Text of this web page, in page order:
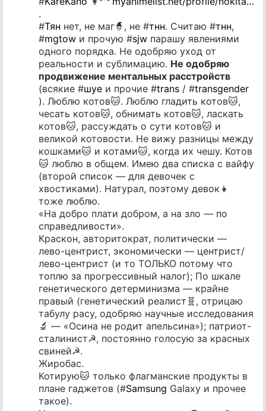
.
#Тян нет, не маг🧙, не #тнн. Считаю #тнн,
#mgtow и прочую #sjw парашу явлениями
одного порядка. Не одобряю уход от
реальности и сублимацию. Не одобряю
продвижение ментальных расстройств
(всякие #шуе и прочие #trans / #transgender
). Люблю котов🐱. Люблю гладить котов🐱,
чесать котов🐱, обнимать котов🐱, ласкать
котов🐱, рассуждать о сути котов🐱 и
великой котовости. Не вижу разницы между
кошками🐱 и котами🐱, когда их чешу. Котов
🐱 люблю в общем. Имею два списка с вайфу
(второй список — для девочек с
хвостиками). Натурал, поэтому девок👧
тоже люблю.
«На добро плати добром, а на зло — по
справедливости».
Краскон, авторитократ, политически —
лево-центрист, экономически — центрист/
лево-центрист (и то ТОЛЬКО потому что
топлю за прогрессивный налог); По шкале
генетического детерминизма — крайне
правый (генетический реалист🧬, отрицаю
табулу расу, одобряю научные исследования
🔬 — «Осина не родит апельсина»); патриот-
сталинист☭, постоянно голосую за красных
свиней☭.
Жиробас.
Котирую🐱 только флагманские продукты в
плане гаджетов (#Samsung Galaxy и прочее
такое).